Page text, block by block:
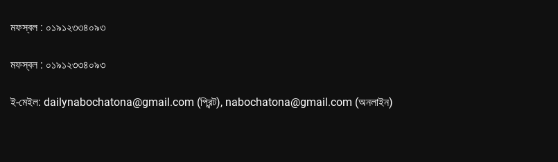
মফস্বল : ০১৯১২৩৩৪০৯৩
মফস্বল : ০১৯১২৩৩৪০৯৩
ই-মেইল: dailynabochatona@gmail.com (প্রিন্ট), nabochatona@gmail.com (অনলাইন)